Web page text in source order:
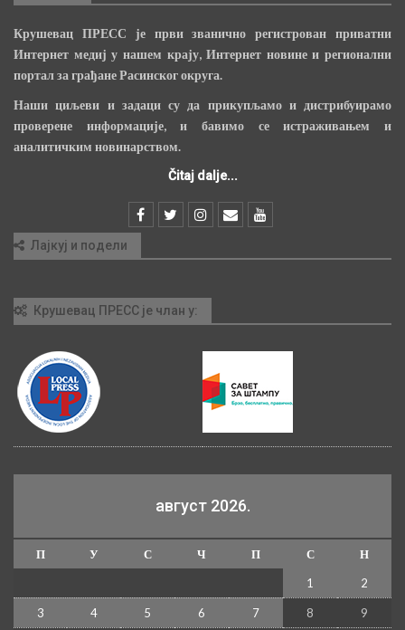
Крушевац ПРЕСС је први званично регистрован приватни
Интернет медиј у нашем крају, Интернет новине и регионални
портал за грађане Расинског округа.
Наши циљеви и задаци су да прикупљамо и дистрибуирамо
проверене информације, и бавимо се истраживањем и
аналитичким новинарством.
Čitaj dalje...
Лајкуј и подели
Крушевац ПРЕСС је члан у:
август 2026.
П У С Ч П С
Н
1
2
3 4 5 6 7 8 9